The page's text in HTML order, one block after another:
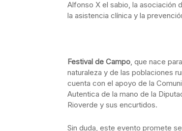
Alfonso X el sabio, la asociación
la asistencia clínica y la
Festival de Campo, que nace
naturaleza y de las poblaciones
cuenta con el apoyo de la
Autentica de la mano de la
Rioverde y sus encurtidos.
Sin duda, este evento promete